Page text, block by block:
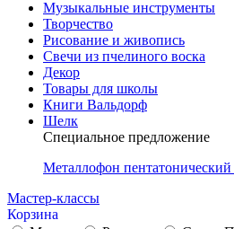
Музыкальные инструменты
Творчество
Рисование и живопись
Свечи из пчелиного воска
Декор
Товары для школы
Книги Вальдорф
Шелк
Специальное предложение
Металлофон
Мастер-классы
Корзина